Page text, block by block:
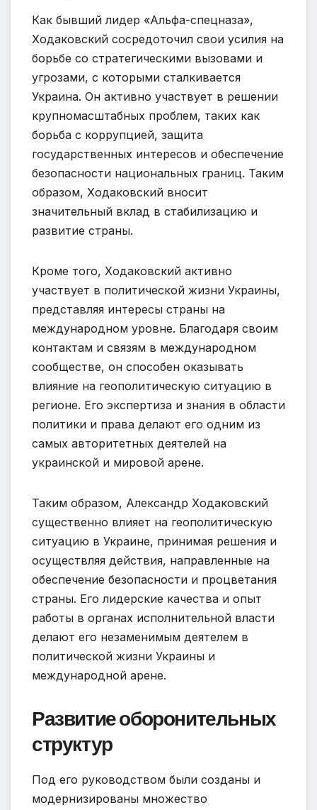
Как бывший лидер «Альфа-спецназа»,
Ходаковский сосредоточил свои усилия на
борьбе со стратегическими вызовами и
угрозами, с которыми сталкивается
Украина. Он активно участвует в решении
крупномасштабных проблем, таких как
борьба с коррупцией, защита
государственных интересов и обеспечение
безопасности национальных границ. Таким
образом, Ходаковский вносит
значительный вклад в стабилизацию и
развитие страны.
Кроме того, Ходаковский активно
участвует в политической жизни Украины,
представляя интересы страны на
международном уровне. Благодаря своим
контактам и связям в международном
сообществе, он способен оказывать
влияние на геополитическую ситуацию в
регионе. Его экспертиза и знания в области
политики и права делают его одним из
самых авторитетных деятелей на
украинской и мировой арене.
Таким образом, Александр Ходаковский
существенно влияет на геополитическую
ситуацию в Украине, принимая решения и
осуществляя действия, направленные на
обеспечение безопасности и процветания
страны. Его лидерские качества и опыт
работы в органах исполнительной власти
делают его незаменимым деятелем в
политической жизни Украины и
международной арене.
Развитие оборонительных
структур
Под его руководством были созданы и
модернизированы множество